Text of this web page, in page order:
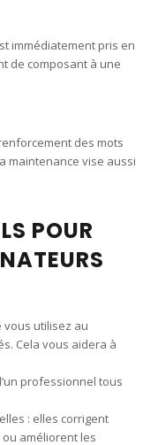
immédiatement pris en
de composant à une
des mots
maintenance vise aussi
POUR
utilisez au
Cela vous aidera à
professionnel tous
: elles corrigent
améliorent les